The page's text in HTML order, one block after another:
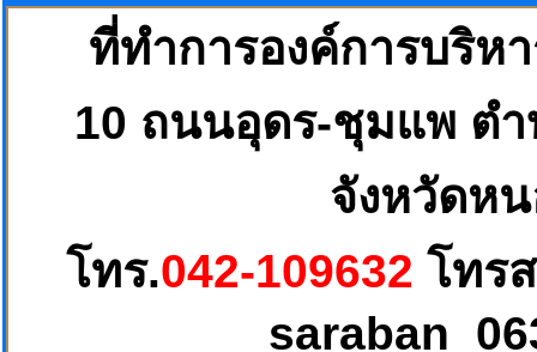
ที่ทำการองค์การบริห
10 ถนนอุดร-ชุมแพ ตำ
จังหวัดห
โทร.042-109632 โทร